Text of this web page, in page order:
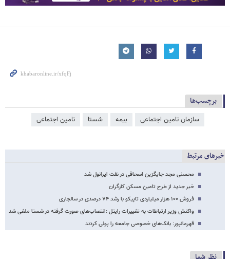
برچسب‌ها
سازمان تامین اجتماعی بیمه شستا تامین اجتماعی
خبرهای مرتبط
محسنی مجد جایگزین اسحاقی در نفت ایرانول شد
خبر جدید از طرح تامین مسکن کارگران
فروش ۱۰۰ هزار میلیاردی تاپیکو با رشد ۷۴ درصدی در سالجاری
واکنش وزیر ارتباطات به تغییرات رایتل :انتصاب‌های صورت گرفته در شستا ملغی شد
قهرمانپور: بانک‌های خصوصی جامعه را پولی کردند